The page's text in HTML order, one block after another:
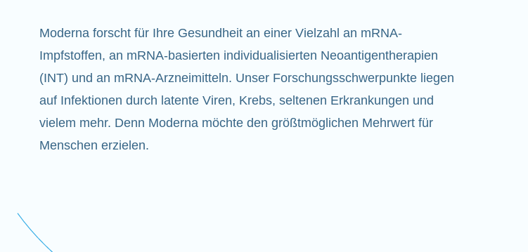
Moderna forscht für Ihre Gesundheit an einer Vielzahl an mRNA-
Impfstoffen, an mRNA-basierten individualisierten Neoantigentherapien
(INT) und an mRNA-Arzneimitteln. Unser Forschungsschwerpunkte liegen
auf Infektionen durch latente Viren, Krebs, seltenen Erkrankungen und
vielem mehr. Denn Moderna möchte den größtmöglichen Mehrwert für
Menschen erzielen.